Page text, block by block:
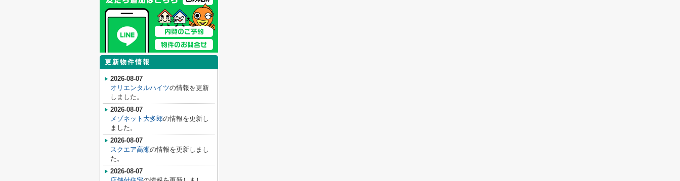
更新物件情報
2026-08-07
オリエンタルハイツの情報を更新
しました。
2026-08-07
メゾネット大多郎の情報を更新し
ました。
2026-08-07
スクエア高瀬の情報を更新しまし
た。
2026-08-07